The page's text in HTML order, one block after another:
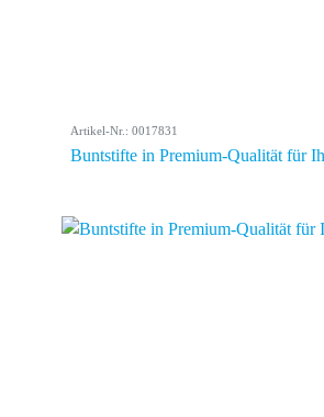
Artikel-Nr.: 0017831
Buntstifte in Premium-Qualität für